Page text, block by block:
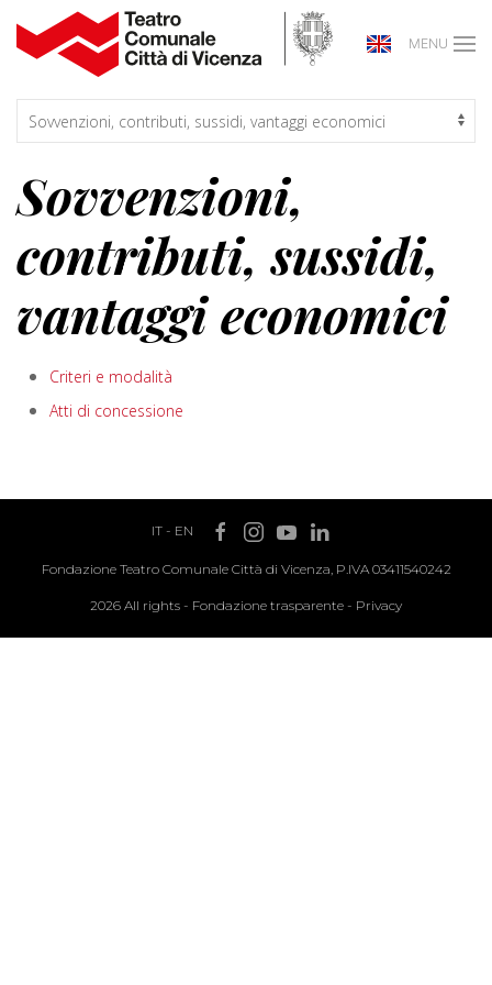
MENU
Sovvenzioni,
contributi, sussidi,
vantaggi economici
Criteri e modalità
Atti di concessione
IT- EN
Fondazione Teatro Comunale Città di Vicenza, P.IVA 03411540242
2026 All rights - Fondazione trasparente - Privacy